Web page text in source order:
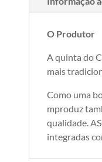
O Produtor
A quinta do
mais
Como uma
mproduz
qualidade.
integradas